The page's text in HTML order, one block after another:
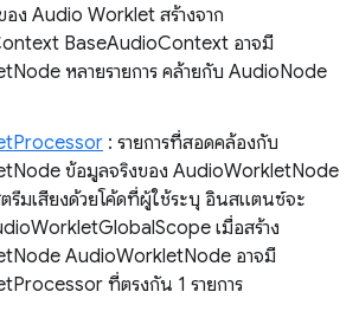
อง Audio Worklet สร้างจาก
BaseAudioContext อาจมี
หลายรายการ คล้ายกับ AudioNode
: รายการที่สอดคล้องกับ
ข้อมูลจริงของ AudioWorkletNode
รีมเสียงด้วยโค้ดที่ผู้ใช้ระบุ อินสแตนซ์จะ
เมื่อสร้าง
AudioWorkletNode อาจมี
ที่ตรงกัน 1 รายการ